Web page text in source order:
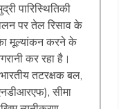
पारिस्थितिकी
पर तेल रिसाव के
मूल्यांकन करने के
कर रहा है।
तटरक्षक बल,
सीमा